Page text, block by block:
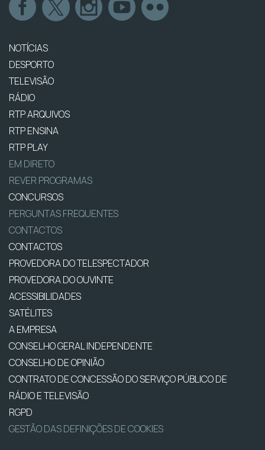
NOTÍCIAS
DESPORTO
TELEVISÃO
RÁDIO
RTP ARQUIVOS
RTP ENSINA
RTP PLAY
EM DIRETO
REVER PROGRAMAS
CONCURSOS
PERGUNTAS FREQUENTES
CONTACTOS
CONTACTOS
PROVEDORA DO TELESPECTADOR
PROVEDORA DO OUVINTE
ACESSIBILIDADES
SATÉLITES
A EMPRESA
CONSELHO GERAL INDEPENDENTE
CONSELHO DE OPINIÃO
CONTRATO DE CONCESSÃO DO SERVIÇO PÚBLICO DE
RÁDIO E TELEVISÃO
RGPD
GESTÃO DAS DEFINIÇÕES DE COOKIES